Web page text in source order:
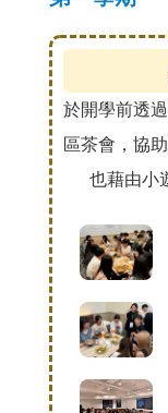
於開學前透
區茶會，協
也藉由小